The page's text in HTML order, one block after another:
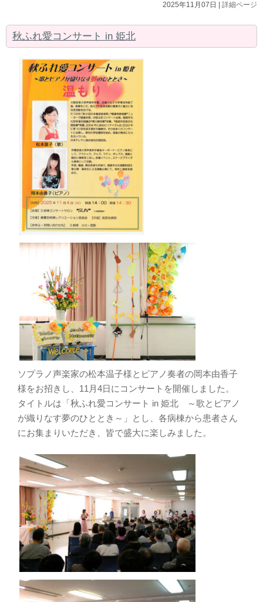
2025年11月07日 | 詳細ページ
秋ふれ愛コンサート in 姫北
ソプラノ声楽家の松本温子様とピアノ奏者の岡本由香子
様をお招きし、11月4日にコンサートを開催しました。
タイトルは「秋ふれ愛コンサート in 姫北 ～歌とピアノ
が織りなす夢のひととき～」とし、各病棟から患者さん
にお集まりいただき、皆で盛大に楽しみました。